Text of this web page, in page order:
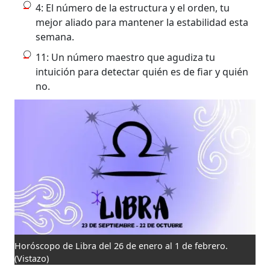
4: El número de la estructura y el orden, tu
mejor aliado para mantener la estabilidad esta
semana.
11: Un número maestro que agudiza tu
intuición para detectar quién es de fiar y quién
no.
Horóscopo de Libra del 26 de enero al 1 de febrero.
(Vistazo)